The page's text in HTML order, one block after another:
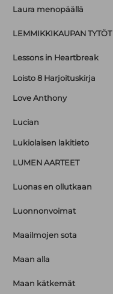
Laura menopäällä
LEMMIKKIKAUPAN TYTÖT
Lessons in Heartbreak
Loisto 8 Harjoituskirja
Love Anthony
Lucian
Lukiolaisen lakitieto
LUMEN AARTEET
Luonas en ollutkaan
Luonnonvoimat
Maailmojen sota
Maan alla
Maan kätkemät